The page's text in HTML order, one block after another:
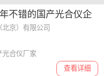
不错的国产光合仪企
格与服务
京）有限公司
查看详细
光合仪厂家